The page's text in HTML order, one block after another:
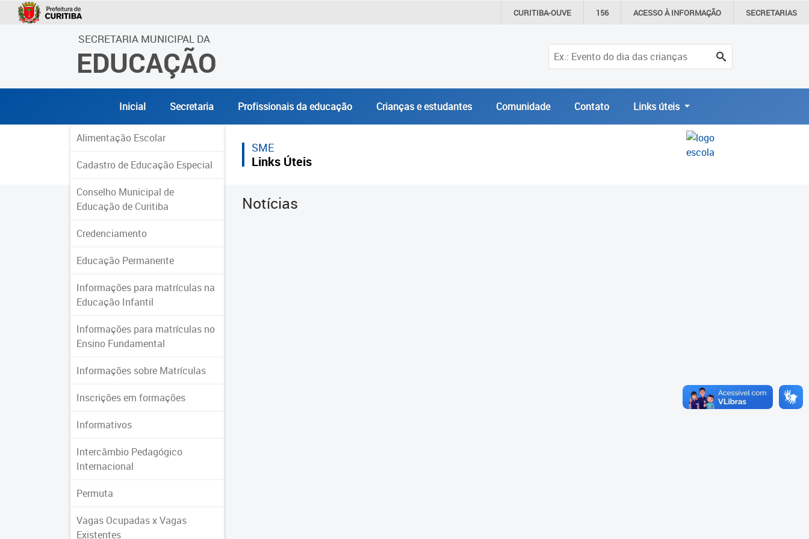
CURITIBA-OUVE 156 ACESSO ÀINFORMAÇÃO SECRETARIAS
SECRETARIA MUNICIPAL DA
EDUCAÇÃO
Inicial Secretaria Profissionais da educação Crianças e estudantes Comunidade Contato Links úteis
Alimentação Escolar
Cadastro de Educação Especial
Conselho Municipal de
Educação de Curitiba
Credenciamento
Educação Permanente
Informações para matrículas na
Educação Infantil
Informações para matrículas no
Ensino Fundamental
Informações sobre Matrículas
Inscrições em formações
Informativos
Intercâmbio Pedagógico
Internacional
Permuta
Vagas Ocupadas x Vagas
Existentes
SME
Links Úteis
Notícias